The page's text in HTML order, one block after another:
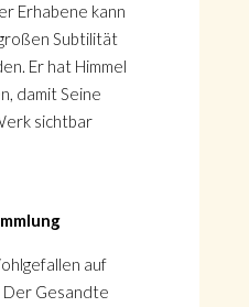
Erhabene kann
Subtilität
Er hat Himmel
damit Seine
sichtbar
auf
Gesandte